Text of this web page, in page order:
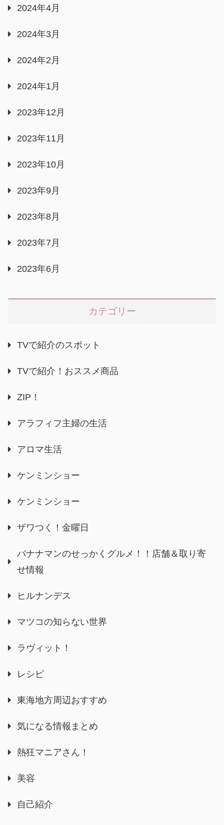
2024年4月
2024年3月
2024年2月
2024年1月
2023年12月
2023年11月
2023年10月
2023年9月
2023年8月
2023年7月
2023年6月
カテゴリー
TVで紹介のスポット
TVで紹介！おススメ商品
ZIP！
アラフィフ主婦の生活
アロマ生活
ケンミンショー
ケンミンショー
ザワつく！金曜日
バナナマンのせっかくグルメ！！店舗＆取り寄
せ情報
ヒルナンデス
マツコの知らない世界
ラヴィット！
レシピ
東海地方周辺おすすめ
気になる情報まとめ
熱狂マニアさん！
美容
自己紹介